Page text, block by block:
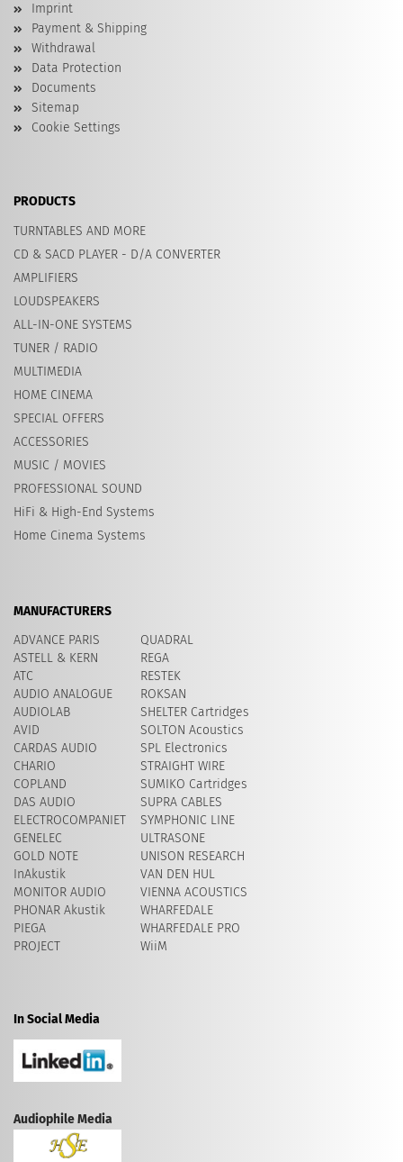
Imprint
Payment & Shipping
Withdrawal
Data Protection
Documents
Sitemap
Cookie Settings
PRODUCTS
TURNTABLES AND MORE
CD & SACD PLAYER - D/A CONVERTER
AMPLIFIERS
LOUDSPEAKERS
ALL-IN-ONE SYSTEMS
TUNER / RADIO
MULTIMEDIA
HOME CINEMA
SPECIAL OFFERS
ACCESSORIES
MUSIC / MOVIES
PROFESSIONAL SOUND
HiFi & High-End Systems
Home Cinema Systems
MANUFACTURERS
ADVANCE PARIS
ASTELL & KERN
ATC
AUDIO ANALOGUE
AUDIOLAB
AVID
CARDAS AUDIO
CHARIO
COPLAND
DAS AUDIO
ELECTROCOMPANIET
GENELEC
GOLD NOTE
InAkustik
MONITOR AUDIO
PHONAR Akustik
PIEGA
PROJECT
QUADRAL
REGA
RESTEK
ROKSAN
SHELTER Cartridges
​SOLTON Acoustics
SPL Electronics
STRAIGHT WIRE
SUMIKO Cartridges
SUPRA CABLES
SYMPHONIC LINE
ULTRASONE
UNISON RESEARCH
VAN DEN HUL
VIENNA ACOUSTICS
WHARFEDALE
WHARFEDALE PRO
WiiM
In Social Media
Audiophile Media